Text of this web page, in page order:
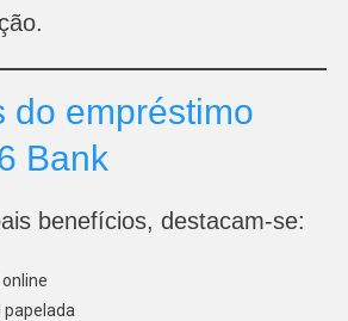
do empréstimo
Bank
benefícios, destacam-se:
papelada